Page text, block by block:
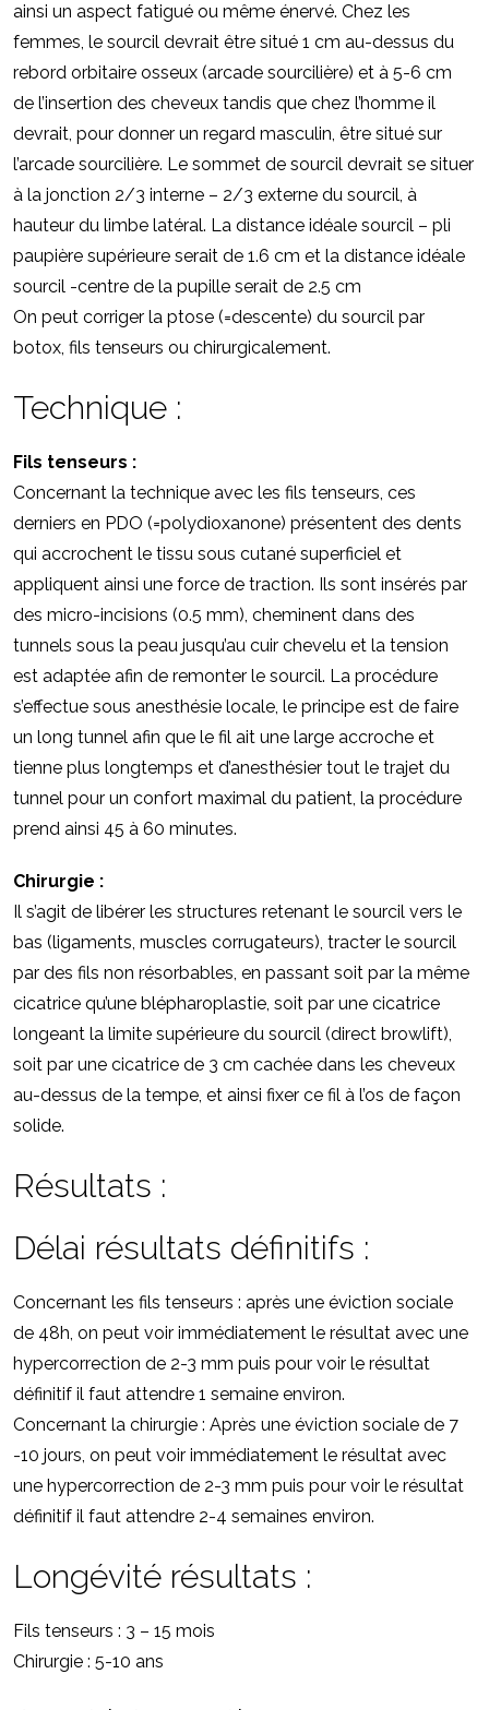
ainsi un aspect fatigué ou même énervé. Chez les
femmes, le sourcil devrait être situé 1 cm au-dessus du
rebord orbitaire osseux (arcade sourcilière) et à 5-6 cm
de l’insertion des cheveux tandis que chez l’homme il
devrait, pour donner un regard masculin, être situé sur
l’arcade sourcilière. Le sommet de sourcil devrait se situer
à la jonction 2/3 interne – 2/3 externe du sourcil, à
hauteur du limbe latéral. La distance idéale sourcil – pli
paupière supérieure serait de 1.6 cm et la distance idéale
sourcil -centre de la pupille serait de 2.5 cm
On peut corriger la ptose (=descente) du sourcil par
botox, fils tenseurs ou chirurgicalement.
Technique :
Fils tenseurs :
Concernant la technique avec les fils tenseurs, ces
derniers en PDO (=polydioxanone) présentent des dents
qui accrochent le tissu sous cutané superficiel et
appliquent ainsi une force de traction. Ils sont insérés par
des micro-incisions (0.5 mm), cheminent dans des
tunnels sous la peau jusqu’au cuir chevelu et la tension
est adaptée afin de remonter le sourcil. La procédure
s’effectue sous anesthésie locale, le principe est de faire
un long tunnel afin que le fil ait une large accroche et
tienne plus longtemps et d’anesthésier tout le trajet du
tunnel pour un confort maximal du patient, la procédure
prend ainsi 45 à 60 minutes.
Chirurgie :
Il s’agit de libérer les structures retenant le sourcil vers le
bas (ligaments, muscles corrugateurs), tracter le sourcil
par des fils non résorbables, en passant soit par la même
cicatrice qu’une blépharoplastie, soit par une cicatrice
longeant la limite supérieure du sourcil (direct browlift),
soit par une cicatrice de 3 cm cachée dans les cheveux
au-dessus de la tempe, et ainsi fixer ce fil à l’os de façon
solide.
Résultats :
Délai résultats définitifs :
Concernant les fils tenseurs : après une éviction sociale
de 48h, on peut voir immédiatement le résultat avec une
hypercorrection de 2-3 mm puis pour voir le résultat
définitif il faut attendre 1 semaine environ.
Concernant la chirurgie : Après une éviction sociale de 7
-10 jours, on peut voir immédiatement le résultat avec
une hypercorrection de 2-3 mm puis pour voir le résultat
définitif il faut attendre 2-4 semaines environ.
Longévité résultats :
Fils tenseurs : 3 – 15 mois
Chirurgie : 5-10 ans